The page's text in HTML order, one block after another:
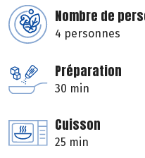
Nombre de
4 personnes
Préparation
30 min
Cuisson
25 min